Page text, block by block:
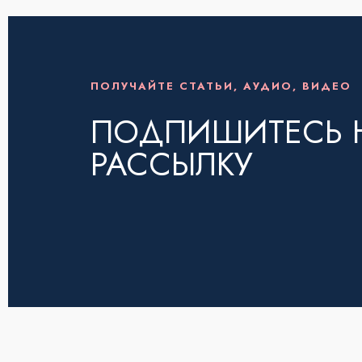
ПОЛУЧАЙТЕ СТАТЬИ, АУДИО, ВИДЕО
ПОДПИШИТЕСЬ
РАССЫЛКУ